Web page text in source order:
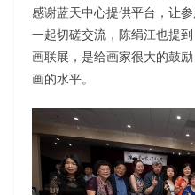
感谢蓝天中心提供平台，让
一起切磋交流，陈绢江也提
画联展，是给画家很大的鼓
画的水平。